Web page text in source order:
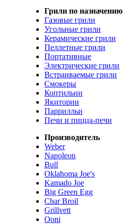
Грили по назначению
Газовые грили
Угольные грили
Керамические грили
Пеллетные грили
Портативные
Электрические грили
Встраиваемые грили
Смокеры
Коптильни
Якитории
Паррилльи
Печи и пицца-печи
Производитель
Weber
Napoleon
Bull
Oklahoma Joe's
Kamado Joe
Big Green Egg
Char Broil
Grillvett
Ooni